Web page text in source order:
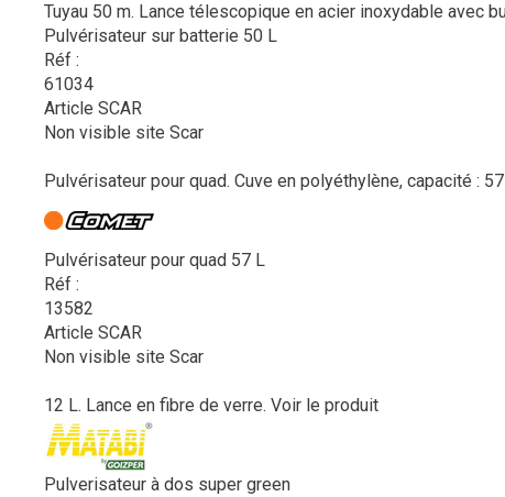
Tuyau 50 m. Lance télescopique en acier inoxydable avec
Pulvérisateur sur batterie 50 L
Réf :
61034
Article SCAR
Non visible site Scar
Pulvérisateur pour quad. Cuve en polyéthylène, capacité :
Pulvérisateur pour quad 57 L
Réf :
13582
Article SCAR
Non visible site Scar
12 L. Lance en fibre de verre. Voir le produit
Pulverisateur à dos super green